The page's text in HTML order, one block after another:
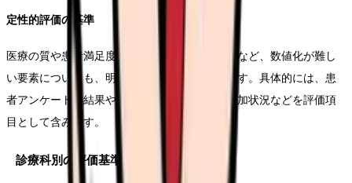
定性的評価の基準
医療の質や患者満足度、チーム医療への貢献度など、数値化が難し
い要素についても、明確な評価基準を設定します。具体的には、患
者アンケートの結果や、委員会内の活動への参加状況などを評価項
目として含みます。
診療科別の評価基準